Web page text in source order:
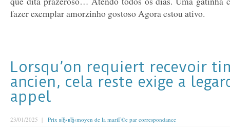
fazer exemplar amorzinho gostoso Agora estou ativo.
Lorsqu’on requiert recevoir
ancien, cela reste exige a
appel
23/01/2025 | Prix вЂ‹вЂ‹moyen de la mariГ©e par correspondance